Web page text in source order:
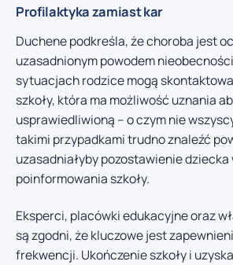
Profilaktyka zamiast kar
Duchene podkreśla, że choroba jest
uzasadnionym powodem
sytuacjach rodzice mogą
szkoły, która ma możliwość uznania
usprawiedliwioną – o czym nie
takimi przypadkami trudno znaleźć
uzasadniałyby pozostawienie dziecka
poinformowania szkoły.
Eksperci, placówki edukacyjne oraz
są zgodni, że kluczowe jest
frekwencji. Ukończenie szkoły i